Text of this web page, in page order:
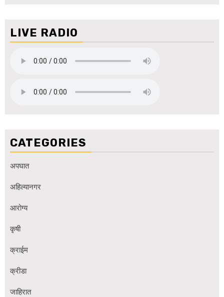
LIVE RADIO
CATEGORIES
अपघात
अहिल्यानगर
आरोग्य
कृषी
क्राईम
क्रीडा
जाहिरात